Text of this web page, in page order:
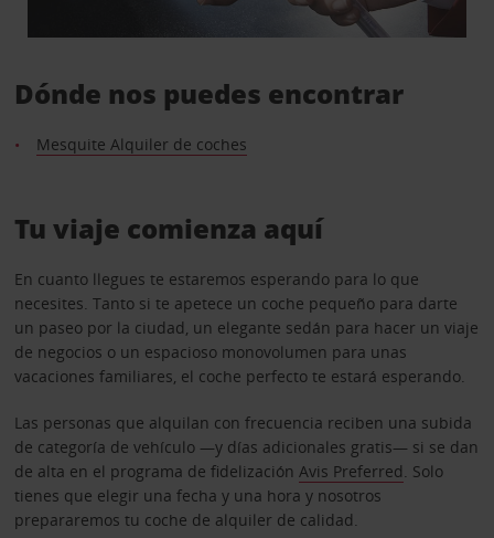
Dónde nos puedes encontrar
Mesquite Alquiler de coches
Tu viaje comienza aquí
En cuanto llegues te estaremos esperando para lo que
necesites. Tanto si te apetece un coche pequeño para darte
un paseo por la ciudad, un elegante sedán para hacer un viaje
de negocios o un espacioso monovolumen para unas
vacaciones familiares, el coche perfecto te estará esperando.
Las personas que alquilan con frecuencia reciben una subida
de categoría de vehículo —y días adicionales gratis— si se dan
de alta en el programa de fidelización Avis Preferred. Solo
tienes que elegir una fecha y una hora y nosotros
prepararemos tu coche de alquiler de calidad.